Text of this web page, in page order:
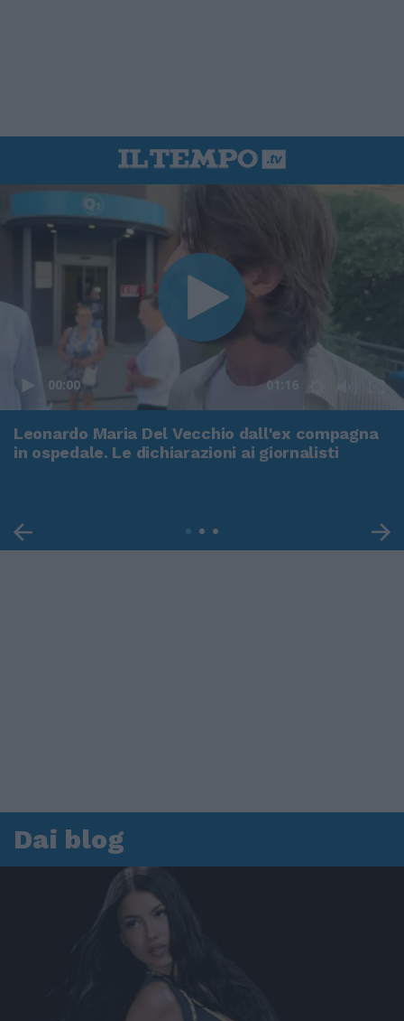
00:00 01:16
Leonardo Maria Del Vecchio dall'ex compagna
in ospedale. Le dichiarazioni ai giornalisti
Dai blog